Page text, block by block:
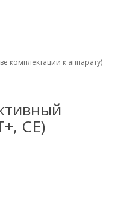
комплектации к аппарату)
CE)